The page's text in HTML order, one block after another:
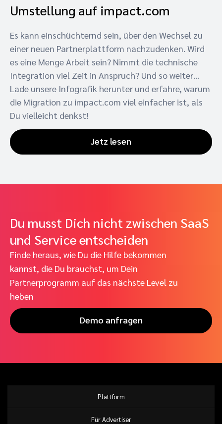
Umstellung auf impact.com
Es kann einschüchternd sein, über den Wechsel zu
einer neuen Partnerplattform nachzudenken. Wird
es eine Menge Arbeit sein? Nimmt die technische
Integration viel Zeit in Anspruch? Und so weiter…
Lade unsere Infografik herunter und erfahre, warum
die Migration zu impact.com viel einfacher ist, als
Du vielleicht denkst!
Jetz lesen
Du musst Dich nicht zwischen SaaS
und Service entscheiden
Finde heraus, wie Du die Hilfe bekommen
kannst, die Du brauchst, um Dein
Partnerprogramm auf das nächste Level zu
heben
Demo anfragen
Plattform
Für Advertiser